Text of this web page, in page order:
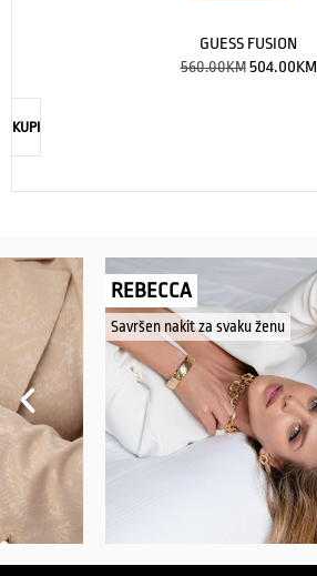
GUESS FUSION
560.00KM 504.00KM
KUPI
REBECCA
Savršen nakit za svaku ženu